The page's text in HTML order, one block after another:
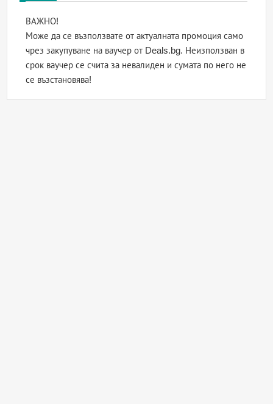
ВАЖНО!
Може да се възползвате от актуалната промоция само
чрез закупуване на ваучер от Deals.bg. Неизползван в
срок ваучер се счита за невалиден и сумата по него не
се възстановява!